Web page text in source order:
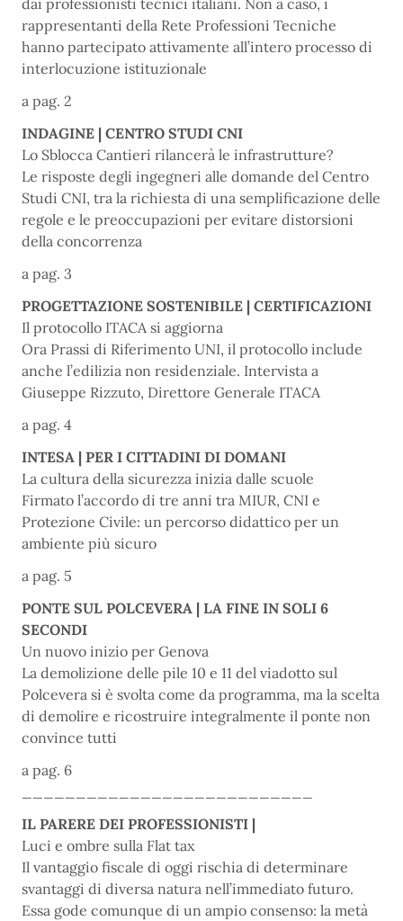
dai professionisti tecnici italiani. Non a caso, i
rappresentanti della Rete Professioni Tecniche
hanno partecipato attivamente all’intero processo di
interlocuzione istituzionale
a pag. 2
INDAGINE | CENTRO STUDI CNI
Lo Sblocca Cantieri rilancerà le infrastrutture?
Le risposte degli ingegneri alle domande del Centro
Studi CNI, tra la richiesta di una semplificazione delle
regole e le preoccupazioni per evitare distorsioni
della concorrenza
a pag. 3
PROGETTAZIONE SOSTENIBILE | CERTIFICAZIONI
Il protocollo ITACA si aggiorna
Ora Prassi di Riferimento UNI, il protocollo include
anche l’edilizia non residenziale. Intervista a
Giuseppe Rizzuto, Direttore Generale ITACA
a pag. 4
INTESA | PER I CITTADINI DI DOMANI
La cultura della sicurezza inizia dalle scuole
Firmato l’accordo di tre anni tra MIUR, CNI e
Protezione Civile: un percorso didattico per un
ambiente più sicuro
a pag. 5
PONTE SUL POLCEVERA | LA FINE IN SOLI 6
SECONDI
Un nuovo inizio per Genova
La demolizione delle pile 10 e 11 del viadotto sul
Polcevera si è svolta come da programma, ma la scelta
di demolire e ricostruire integralmente il ponte non
convince tutti
a pag. 6
IL PARERE DEI PROFESSIONISTI |
Luci e ombre sulla Flat tax
Il vantaggio fiscale di oggi rischia di determinare
svantaggi di diversa natura nell’immediato futuro.
Essa gode comunque di un ampio consenso: la metà